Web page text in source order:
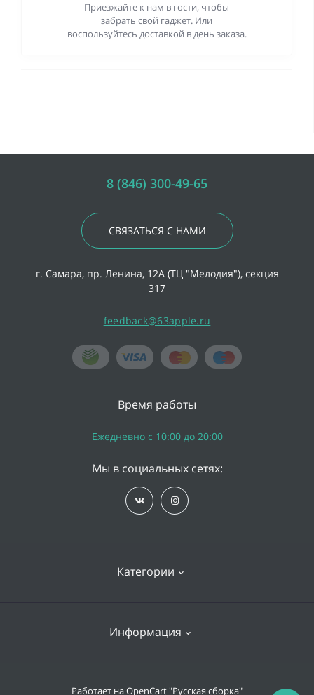
Приезжайте к нам в гости, чтобы
забрать свой гаджет. Или
воспользуйтесь доставкой в день заказа.
8 (846) 300-49-65
СВЯЗАТЬСЯ С НАМИ
г. Самара, пр. Ленина, 12А (ТЦ "Мелодия"), секция
317
feedback@63apple.ru
Категории
Информация
Доставка и оплата
Время работы
Ежедневно с 10:00 до 20:00
Мы в социальных сетях:
Работает наOpenCart "Русская сборка"